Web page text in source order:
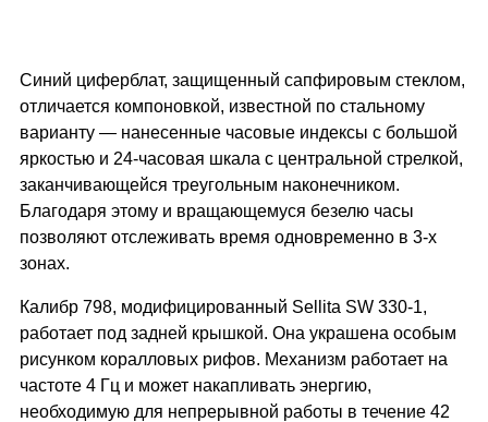
Синий циферблат, защищенный сапфировым стеклом,
отличается компоновкой, известной по стальному
варианту — нанесенные часовые индексы с большой
яркостью и 24-часовая шкала с центральной стрелкой,
заканчивающейся треугольным наконечником.
Благодаря этому и вращающемуся безелю часы
позволяют отслеживать время одновременно в 3-х
зонах.
Калибр 798, модифицированный Sellita SW 330-1,
работает под задней крышкой. Она украшена особым
рисунком коралловых рифов. Механизм работает на
частоте 4 Гц и может накапливать энергию,
необходимую для непрерывной работы в течение 42